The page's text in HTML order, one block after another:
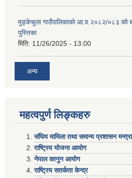
मुड्केचुला गाउँपालिकाको आ.व.२०८२/०८३ को
पुस्तिका
मिति: 11/26/2025 - 13:00
अन्य
महत्वपुर्ण लिङ्कहरु
संघिय मामिला तथा समान्य प्रशासन
राष्ट्रिय योजना आयोग
नेपाल कानुन आयोग
राष्ट्रिय सतर्कता केन्द्र